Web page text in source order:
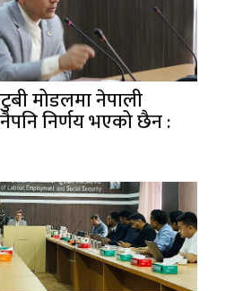
मोडलमा नेपाली
निर्णय भएको छैन :